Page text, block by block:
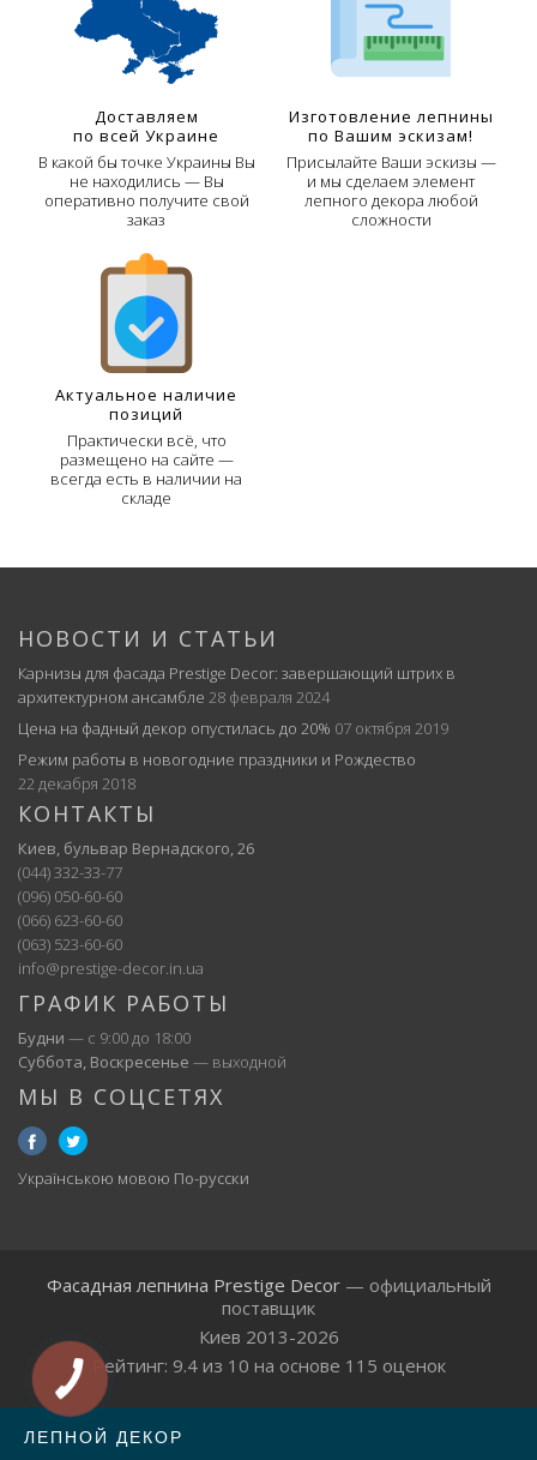
Доставляем
по всей Украине
В какой бы точке Украины Вы
не находились — Вы
оперативно получите свой
заказ
Изготовление лепнины
по Вашим эскизам!
Присылайте Ваши эскизы —
и мы сделаем элемент
лепного декора любой
сложности
Актуальное наличие
позиций
Практически всё, что
размещено на сайте —
всегда есть в наличии на
складе
НОВОСТИ И СТАТЬИ
Карнизы для фасада Prestige Decor: завершающий штрих в
архитектурном ансамбле 28 февраля 2024
Цена на фадный декор опустилась до 20% 07 октября 2019
Режим работы в новогодние праздники и Рождество
22 декабря 2018
КОНТАКТЫ
Киев, бульвар Вернадского, 26
(044) 332-33-77
(096) 050-60-60
(066) 623-60-60
(063) 523-60-60
info@prestige-decor.in.ua
ГРАФИК РАБОТЫ
Будни — с 9:00 до 18:00
Суббота, Воскресенье — выходной
МЫ В СОЦСЕТЯХ
Українською мовою По-русски
Фасадная лепнина Prestige Decor— официальный
поставщик
Киев 2013-2026
Рейтинг: 9.4из 10 на основе 115 оценок
ЛЕПНОЙ ДЕКОР